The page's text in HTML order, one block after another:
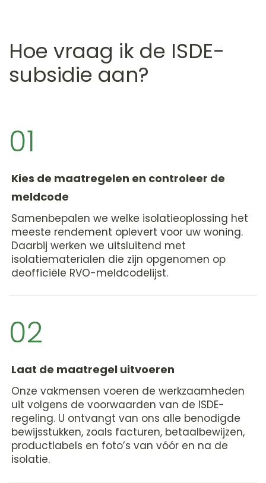
Hoe vraag ik de ISDE-
subsidie aan?
01
Kies de maatregelen en controleer de
meldcode
Samenbepalen we welke isolatieoplossing het
meeste rendement oplevert voor uw woning.
Daarbij werken we uitsluitend met
isolatiematerialen die zijn opgenomen op
deofficiële RVO-meldcodelijst.
02
Laat de maatregel uitvoeren
Onze vakmensen voeren de werkzaamheden
uit volgens de voorwaarden van de ISDE-
regeling. U ontvangt van ons alle benodigde
bewijsstukken, zoals facturen, betaalbewijzen,
productlabels en foto’s van vóór en na de
isolatie.